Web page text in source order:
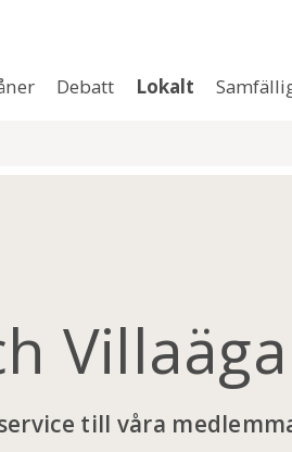
Debatt Lokalt
till våra